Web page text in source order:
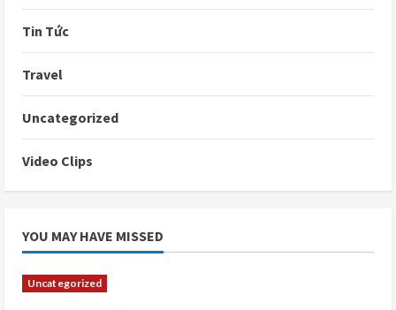
Tin Tức
Travel
Uncategorized
Video Clips
YOU MAY HAVE MISSED
Uncategorized